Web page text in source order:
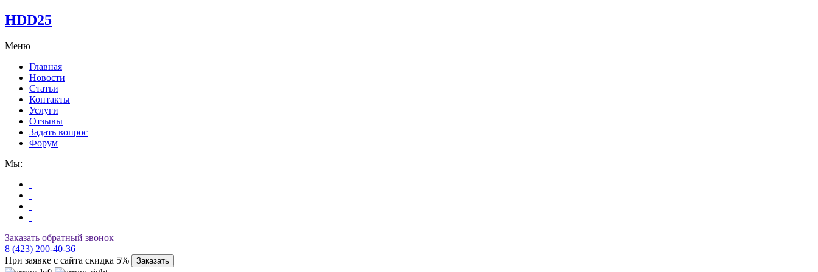
HDD25
Меню
Главная
Новости
Статьи
Контакты
Услуги
Отзывы
Задать вопрос
Форум
Мы:
Заказать обратный звонок
8 (423) 200-40-36
При заявке с сайта скидка 5%
Заказать